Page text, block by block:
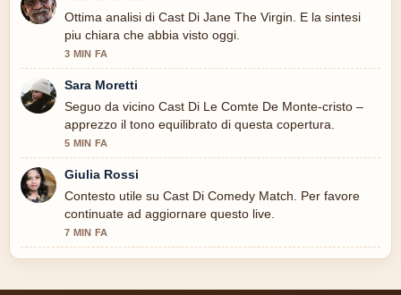
Ottima analisi di Cast Di Jane The Virgin. E la sintesi
piu chiara che abbia visto oggi.
3 MIN FA
Sara Moretti
Seguo da vicino Cast Di Le Comte De Monte-cristo –
apprezzo il tono equilibrato di questa copertura.
5 MIN FA
Giulia Rossi
Contesto utile su Cast Di Comedy Match. Per favore
continuate ad aggiornare questo live.
7 MIN FA